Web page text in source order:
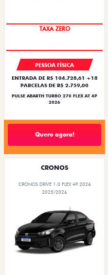
SAIA DE FIAT 0KM
PESSOA FÍSICA
ENTRADA DE R$ 104.728,61 +18
PARCELAS DE R$ 2.759,00
PULSE ABARTH TURBO 270 FLEX AT 4P
2026
Quero agora!
CRONOS
CRONOS DRIVE 1.0 FLEX 4P 2026
2025/2026